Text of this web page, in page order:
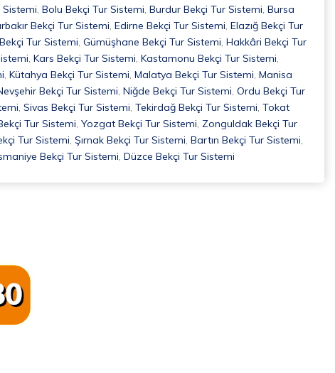
Sistemi, Bolu Bekçi Tur Sistemi, Burdur Bekçi Tur Sistemi, Bursa
Bekçi Tur Sistemi, Edirne Bekçi Tur Sistemi, Elazığ Bekçi Tur
Tur Sistemi, Gümüşhane Bekçi Tur Sistemi, Hakkâri Bekçi Tur
, Kars Bekçi Tur Sistemi, Kastamonu Bekçi Tur Sistemi,
, Kütahya Bekçi Tur Sistemi, Malatya Bekçi Tur Sistemi, Manisa
Bekçi Tur Sistemi, Niğde Bekçi Tur Sistemi, Ordu Bekçi Tur
, Sivas Bekçi Tur Sistemi, Tekirdağ Bekçi Tur Sistemi, Tokat
Tur Sistemi, Yozgat Bekçi Tur Sistemi, Zonguldak Bekçi Tur
Tur Sistemi, Şırnak Bekçi Tur Sistemi, Bartın Bekçi Tur Sistemi,
Bekçi Tur Sistemi, Düzce Bekçi Tur Sistemi